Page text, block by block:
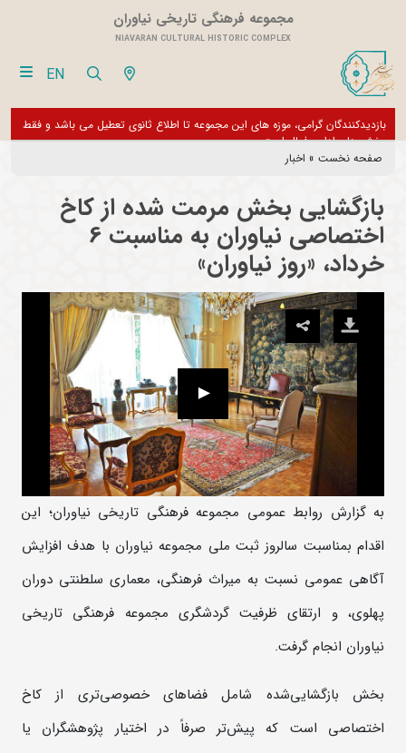
مجموعه فرهنگی تاریخی نیاوران
NIAVARAN CULTURAL HISTORIC COMPLEX
EN
بازدیدکنندگان گرامی، موزه های این مجموعه تا اطلاع ثانوی تعطیل می باشد و فقط
بخش های اداری فعال است
صفحه نخست » اخبار
بازگشایی بخش مرمت شده از کاخ
اختصاصی نیاوران به مناسبت 6
خرداد، «روز نیاوران»
به گزارش روابط عمومی مجموعه فرهنگی تاریخی نیاوران؛ این
اقدام بمناسبت سالروز ثبت ملی مجموعه نیاوران با هدف افزایش
آگاهی عمومی نسبت به میراث فرهنگی، معماری سلطنتی دوران
پهلوی، و ارتقای ظرفیت گردشگری مجموعه فرهنگی تاریخی
نیاوران انجام گرفت.
بخش بازگشایی‌شده شامل فضاهای خصوصی‌تری از کاخ
اختصاصی است که پیش‌تر صرفاً در اختیار پژوهشگران یا